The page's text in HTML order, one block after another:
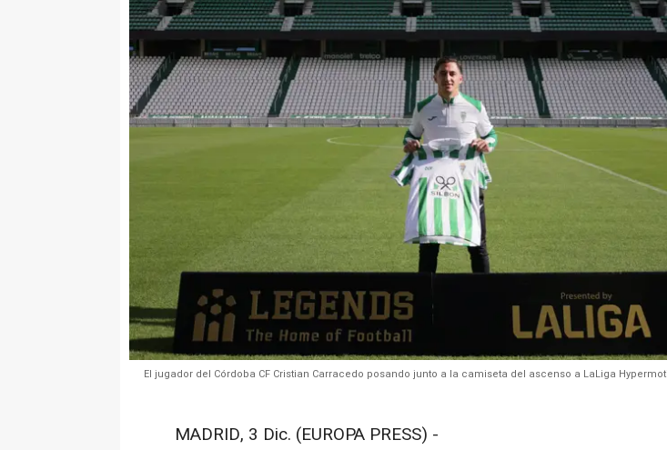
El jugador del Córdoba CF Cristian Carracedo posando junto a la camiseta del ascenso a LaLiga
MADRID, 3 Dic. (EUROPA PRESS) -